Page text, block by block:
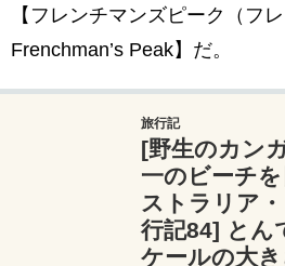
【フレンチマンズピーク（フ
Frenchman’s Peak】だ。
旅行記
[野生のカン
一のビーチ
ストラリア
行記84] とん
ケールの大